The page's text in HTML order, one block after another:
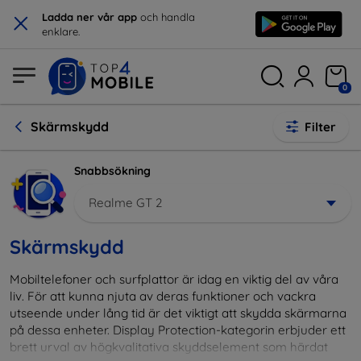
× Ladda ner vår app och handla
enklare.
0
Skärmskydd Filter
Snabbsökning
Realme GT 2
Skärmskydd
Mobiltelefoner och surfplattor är idag en viktig del av våra
liv. För att kunna njuta av deras funktioner och vackra
utseende under lång tid är det viktigt att skydda skärmarna
på dessa enheter. Display Protection-kategorin erbjuder ett
brett urval av högkvalitativa skyddselement som härdat